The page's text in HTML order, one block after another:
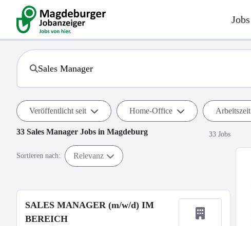
Jobs
Veröffentlicht seit Home-Office Arbeitszeit
33 Sales Manager Jobs in Magdeburg 33 Jobs
Sortieren nach: Relevanz
SALES MANAGER (m/w/d) IM
BEREICH